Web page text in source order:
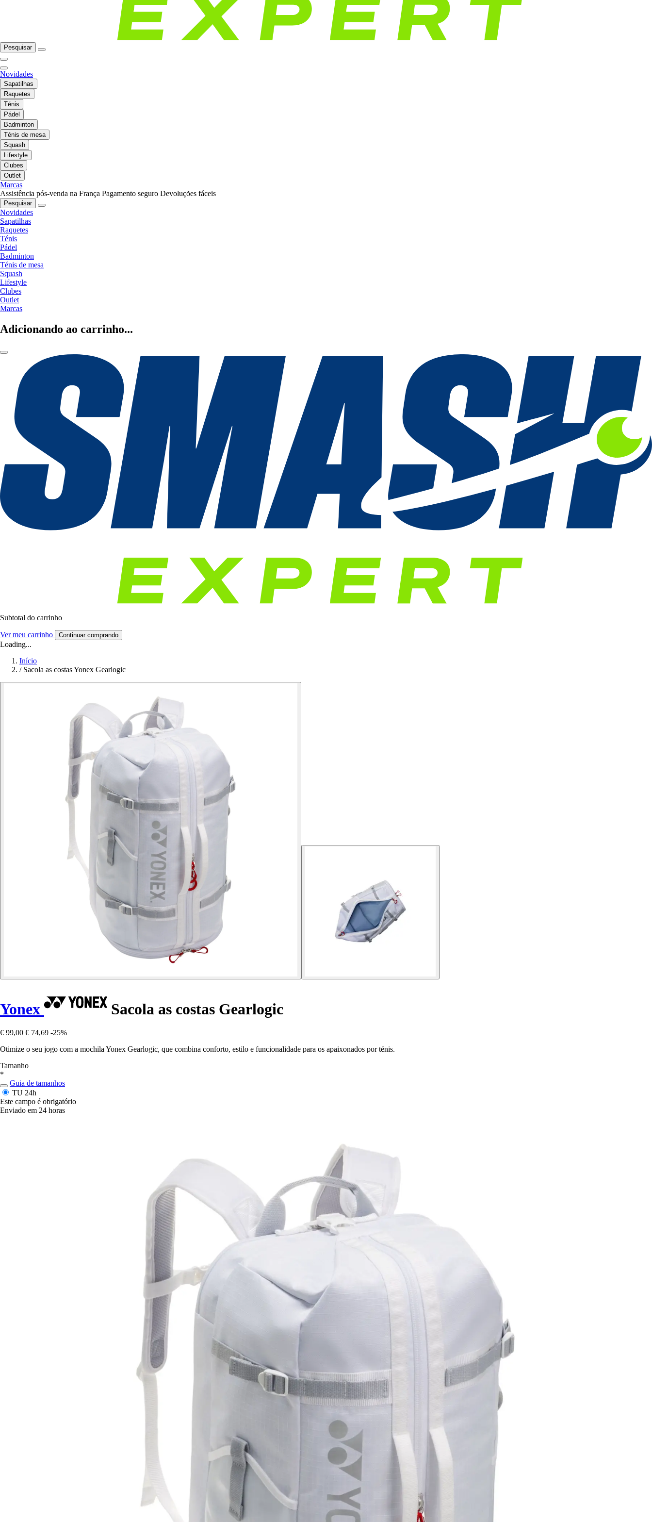
Pesquisar
Novidades
Sapatilhas
Raquetes
Ténis
Pádel
Badminton
Ténis de mesa
Squash
Lifestyle
Clubes
Outlet
Marcas
Assistência pós-venda na França Pagamento seguro Devoluções fáceis
Pesquisar
Novidades
Sapatilhas
Raquetes
Ténis
Pádel
Badminton
Ténis de mesa
Squash
Lifestyle
Clubes
Outlet
Marcas
Adicionando ao carrinho...
Subtotal do carrinho
Ver meu carrinho Continuar comprando
Loading...
Início
/ Sacola as costas Yonex Gearlogic
Yonex Sacola as costas Gearlogic
€ 99,00 € 74,69 -25%
Otimize o seu jogo com a mochila Yonex Gearlogic, que combina conforto, estilo e funcionalidade para os apaixonados por ténis.
Tamanho
*
Guia de tamanhos
TU 24h
Este campo é obrigatório
Enviado em 24 horas